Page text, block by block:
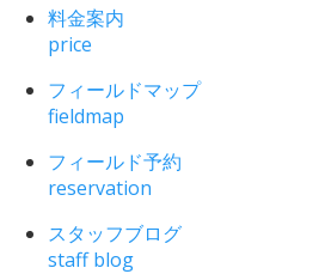
料金案内
price
フィールドマップ
fieldmap
フィールド予約
reservation
スタッフブログ
staff blog